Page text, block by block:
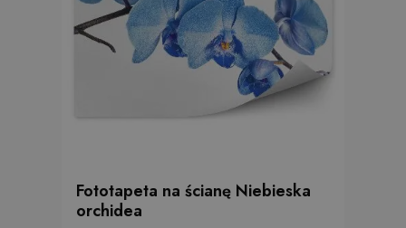
Fototapeta na ścianę Niebieska
orchidea